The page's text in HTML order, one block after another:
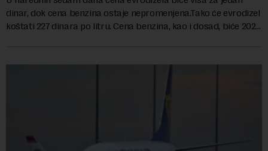
dinar, dok cena benzina ostaje nepromenjena.Tako će evrodizel
koštati 227 dinara po litru. Cena benzina, kao i dosad, biće 202